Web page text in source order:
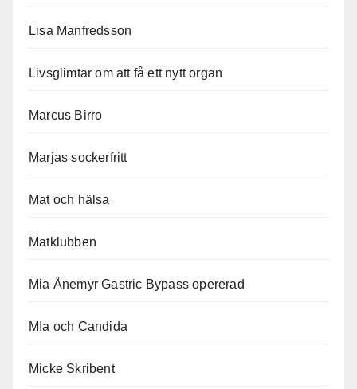
Lisa Manfredsson
Livsglimtar om att få ett nytt organ
Marcus Birro
Marjas sockerfritt
Mat och hälsa
Matklubben
Mia Ånemyr Gastric Bypass opererad
MIa och Candida
Micke Skribent